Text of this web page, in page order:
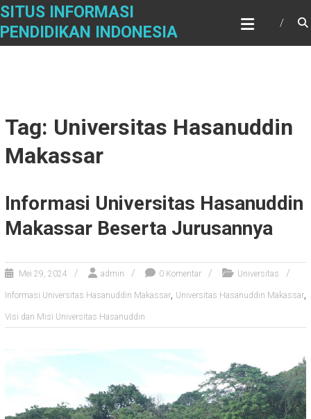
Skip
content
SITUS INFORMASI
PENDIDIKAN INDONESIA
Tag: Universitas Hasanuddin
Makassar
Informasi Universitas Hasanuddin
Makassar Beserta Jurusannya
Mei 29, 2024 admin 0 Komentar Universitas
Informasi Universitas Hasanuddin Makassar, Universitas Hasanuddin Makassar,
Visi dan Misi Universitas Hasanuddin